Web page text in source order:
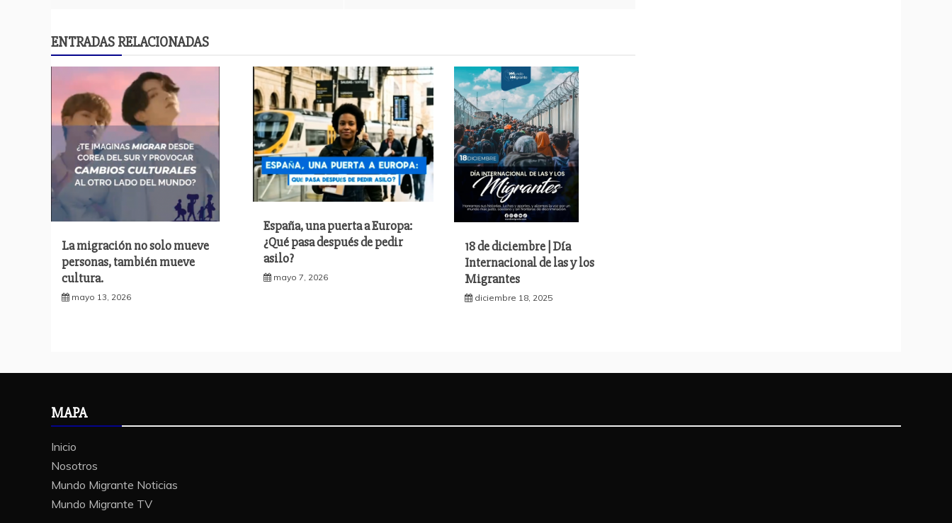
ENTRADAS RELACIONADAS
La migración no solo mueve
personas, también mueve
cultura.
mayo 13, 2026
España, una puerta a Europa:
¿Qué pasa después de pedir
asilo?
mayo 7, 2026
18 de diciembre | Día
Internacional de las y los
Migrantes
diciembre 18, 2025
MAPA
Inicio
Nosotros
Mundo Migrante Noticias
Mundo Migrante TV